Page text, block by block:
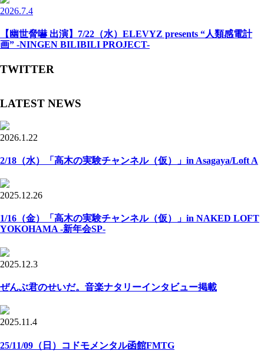
2026.7.4
【幽世脅嚇 出演】7/22（水）ELEVYZ presents “人類感電計
画” -NINGEN BILIBILI PROJECT-
TWITTER
LATEST NEWS
2026.1.22
2/18（水）「高木の実験チャンネル（仮）」in Asagaya/Loft A
2025.12.26
1/16（金）「高木の実験チャンネル（仮）」in NAKED LOFT
YOKOHAMA -新年会SP-
2025.12.3
ぜんぶ君のせいだ。音楽ナタリーインタビュー掲載
2025.11.4
25/11/09（日）コドモメンタル函館FMTG